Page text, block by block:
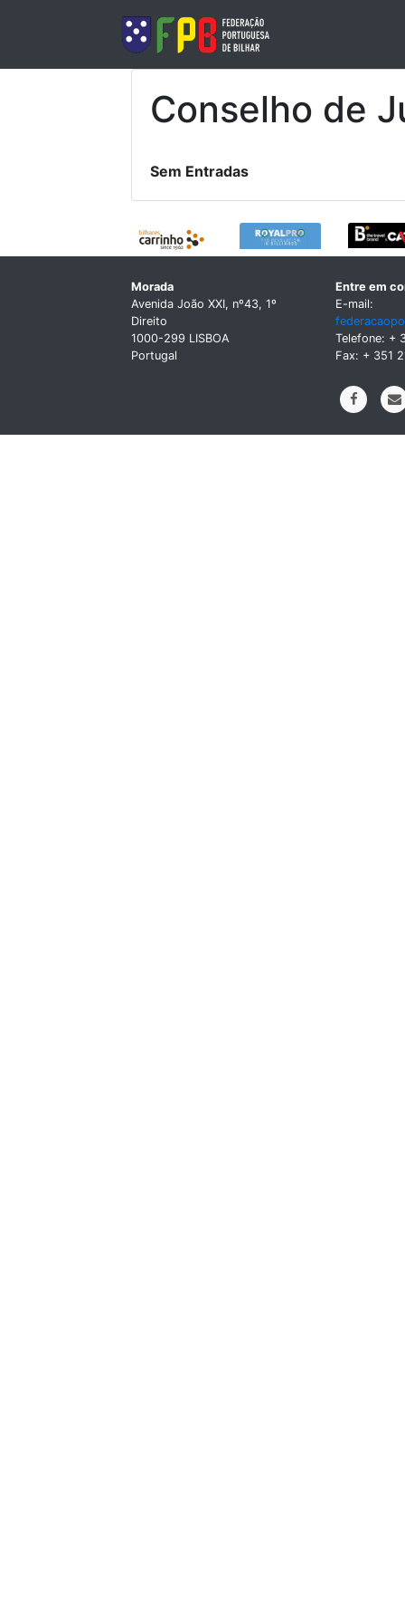
Conselho de
Sem Entradas
Morada
Avenida João XXI, nº43, 1º
Direito
1000-299 LISBOA
Portugal
Entre em
E-mail:
Telefone: +
Fax: + 351